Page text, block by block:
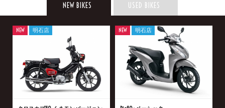
NEW BIKES USED BIKES
NEW 明石店 NEW 明石店